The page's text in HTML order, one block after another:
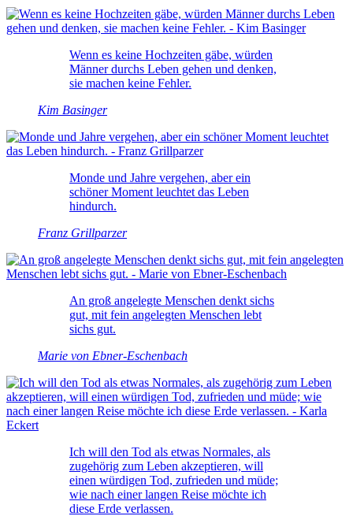
Wenn es keine Hochzeiten gäbe, würden
Männer durchs Leben gehen und denken,
sie machen keine Fehler.
Kim Basinger
Monde und Jahre vergehen, aber ein
schöner Moment leuchtet das Leben
hindurch.
Franz Grillparzer
An groß angelegte Menschen denkt sichs
gut, mit fein angelegten Menschen lebt
sichs gut.
Marie von Ebner-Eschenbach
Ich will den Tod als etwas Normales, als
zugehörig zum Leben akzeptieren, will
einen würdigen Tod, zufrieden und müde;
wie nach einer langen Reise möchte ich
diese Erde verlassen.